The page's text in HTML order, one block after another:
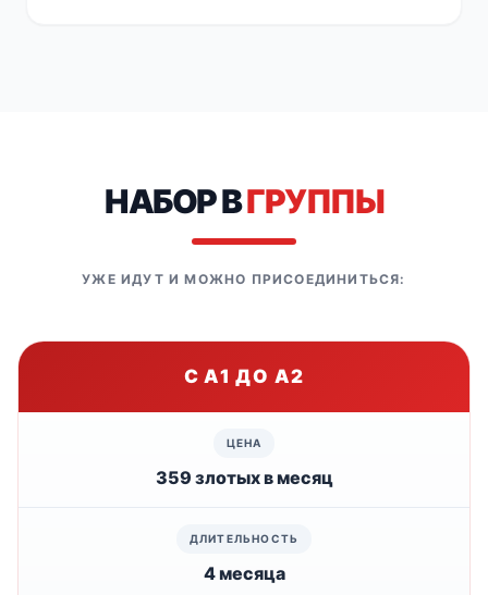
НАБОР ВГРУППЫ
УЖЕ ИДУТ И МОЖНО ПРИСОЕДИНИТЬСЯ:
С A1 ДО A2
359 злотых в месяц
4 месяца